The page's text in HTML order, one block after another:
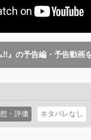
』の予告編・予告動画
・評価 ネタバレなし